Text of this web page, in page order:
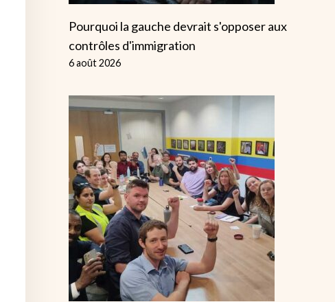
Pourquoi la gauche devrait s'opposer aux
contrôles d'immigration
6 août 2026